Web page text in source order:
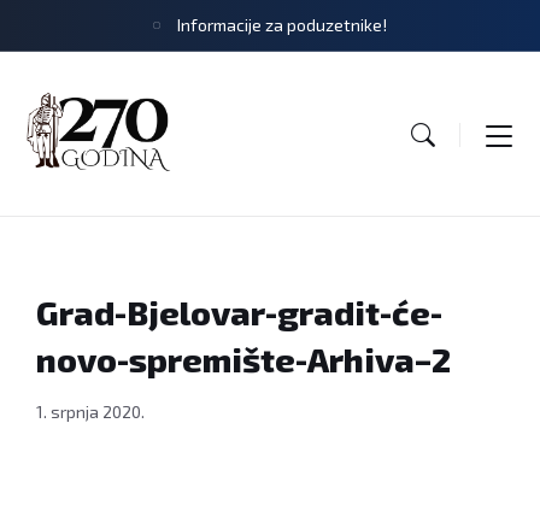
Informacije za poduzetnike!
Grad-Bjelovar-gradit-će-
novo-spremište-Arhiva–2
1. srpnja 2020.